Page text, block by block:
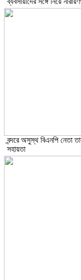
বন্দরে অসুস্থ বিএনপি নেতা
সহায়তা